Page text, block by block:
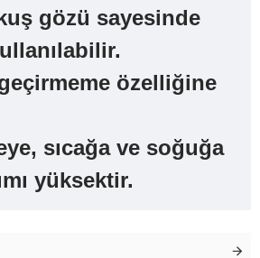
gözü sayesinde
özelliğine
sıcağa ve soğuğa
yüksektir.